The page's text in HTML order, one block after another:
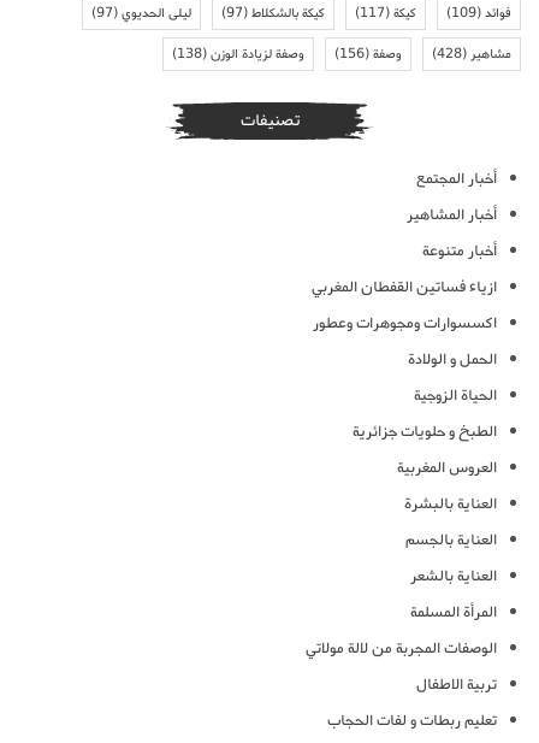
فوائد(109) كيكة(117) كيكة بالشكلاط(97) ليلى الحديوي(97)
مشاهير(428) وصفة(156) وصفة لزيادة الوزن(138)
تصنيفات
أخبار المجتمع
أخبار المشاهير
أخبار متنوعة
ازياء فساتين القفطان المغربي
اكسسوارات ومجوهرات وعطور
الحمل و الولادة
الحياة الزوجية
الطبخ و حلويات جزائرية
العروس المغربية
العناية بالبشرة
العناية بالجسم
العناية بالشعر
المرأة المسلمة
الوصفات المجربة من لالة مولاتي
تربية الاطفال
تعليم ربطات و لفات الحجاب